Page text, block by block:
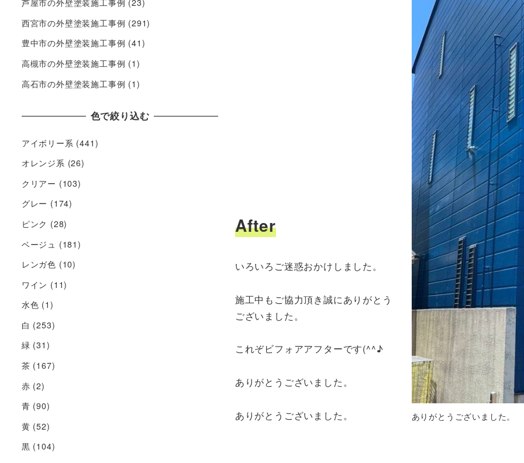
After
いろいろご迷惑おかけしました。
施工中もご協力頂き誠にありがとう
ございました。
これぞビフォアアフターです(^^♪
ありがとうございました。
ありがとうございました。 ありがとうございました。
芦屋市の外壁塗装施工事例 (23)
西宮市の外壁塗装施工事例 (291)
豊中市の外壁塗装施工事例 (41)
高槻市の外壁塗装施工事例 (1)
高石市の外壁塗装施工事例 (1)
色で絞り込む
アイボリー系 (441)
オレンジ系 (26)
クリアー (103)
グレー (174)
ピンク (28)
ベージュ (181)
レンガ色 (10)
ワイン (11)
水色 (1)
白 (253)
緑 (31)
茶 (167)
赤 (2)
青 (90)
黄 (52)
黒 (104)